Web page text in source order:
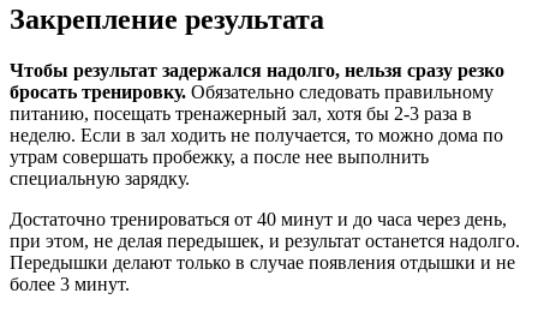
Закрепление результата
Чтобы результат задержался надолго, нельзя сразу резко
бросать тренировку. Обязательно следовать правильному
питанию, посещать тренажерный зал, хотя бы 2-3 раза в
неделю. Если в зал ходить не получается, то можно дома по
утрам совершать пробежку, а после нее выполнить
специальную зарядку.
Достаточно тренироваться от 40 минут и до часа через день,
при этом, не делая передышек, и результат останется надолго.
Передышки делают только в случае появления отдышки и не
более 3 минут.